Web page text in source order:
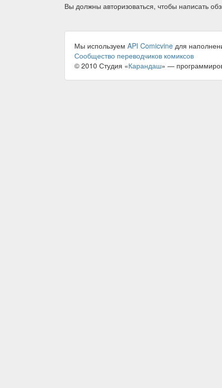
Вы должны авторизоваться, чтобы написать
Мы используем API Comicvine для
Сообщество переводчиков комиксов
© 2010 Студия «Карандаш» —